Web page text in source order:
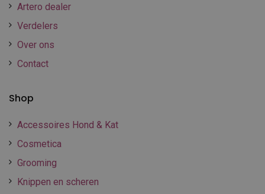
Artero dealer
Verdelers
Over ons
Contact
Shop
Accessoires Hond & Kat
Cosmetica
Grooming
Knippen en scheren